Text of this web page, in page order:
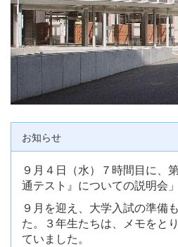
お知らせ
９月４日（水）７時間目に、
通テスト』についての説明会
９月を迎え、大学入試の準備
た。３年生たちは、メモをと
ていました。